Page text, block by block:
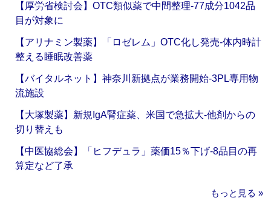
【厚労省検討会】OTC類似薬で中間整理‐77成分1042品
目が対象に
【アリナミン製薬】「ロゼレム」OTC化し発売‐体内時計
整える睡眠改善薬
【バイタルネット】神奈川新拠点が業務開始‐3PL専用物
流施設
【大塚製薬】新規IgA腎症薬、米国で急拡大‐他剤からの
切り替えも
【中医協総会】「ヒフデュラ」薬価15％下げ‐8品目の再
算定など了承
もっと見る »